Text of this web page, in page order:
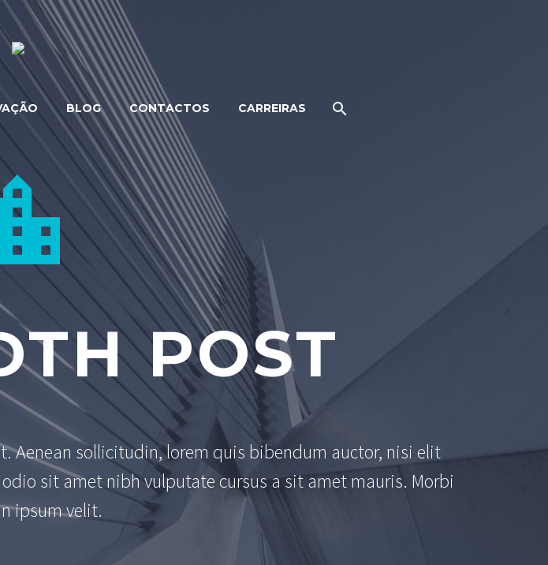
BLOG CONTACTOS CARREIRAS
POST
Aenean sollicitudin, lorem quis bibendum auctor, nisi elit
sit amet nibh vulputate cursus a sit amet mauris. Morbi
ipsum velit.